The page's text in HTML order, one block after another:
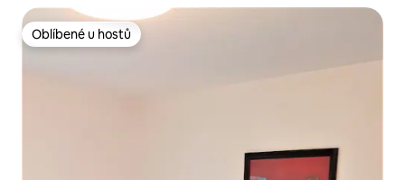
Oblíbené u hostů
Oblíbené u hostů